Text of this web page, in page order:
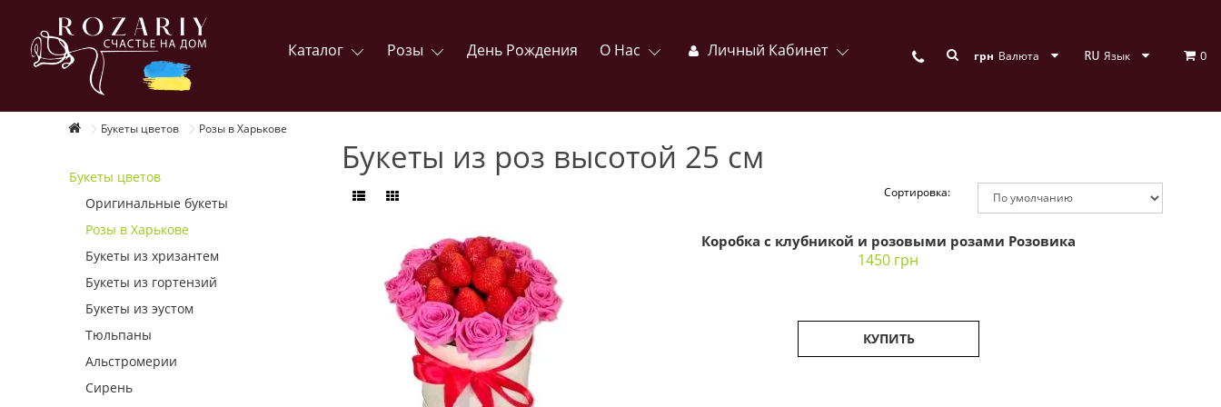
Каталог Розы День Рождения О Нас Личный Кабинет грн Валюта Язык 0
Букеты цветов Розы в Харькове
Букеты цветов
Оригинальные букеты
Розы в Харькове
Букеты из хризантем
Букеты из гортензий
Букеты из эустом
Тюльпаны
Альстромерии
Сирень
Букеты из роз высотой 25 см
Сортировка:
Коробка с клубникой и розовыми розами Розовика
1450 грн
КУПИТЬ